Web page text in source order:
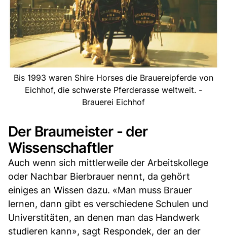
Bis 1993 waren Shire Horses die Brauereipferde von
Eichhof, die schwerste Pferderasse weltweit. -
Brauerei Eichhof
Der Braumeister - der
Wissenschaftler
Auch wenn sich mittlerweile der Arbeitskollege
oder Nachbar Bierbrauer nennt, da gehört
einiges an Wissen dazu. «Man muss Brauer
lernen, dann gibt es verschiedene Schulen und
Universtitäten, an denen man das Handwerk
studieren kann», sagt Respondek, der an der